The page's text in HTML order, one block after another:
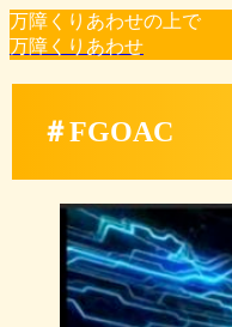
万障くりあわせの上で
万障くりあわせ
＃FGOAC